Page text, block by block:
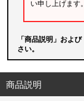
い申し上げます。
「商品説明」およ
さい。
商品説明